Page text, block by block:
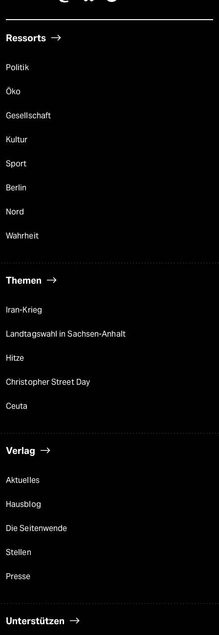
Ressorts
Politik
Öko
Gesellschaft
Kultur
Sport
Berlin
Nord
Wahrheit
Themen
Iran-Krieg
Landtagswahl in Sachsen-Anhalt
Hitze
Christopher Street Day
Ceuta
Verlag
Aktuelles
Hausblog
Die Seitenwende
Stellen
Presse
Unterstützen